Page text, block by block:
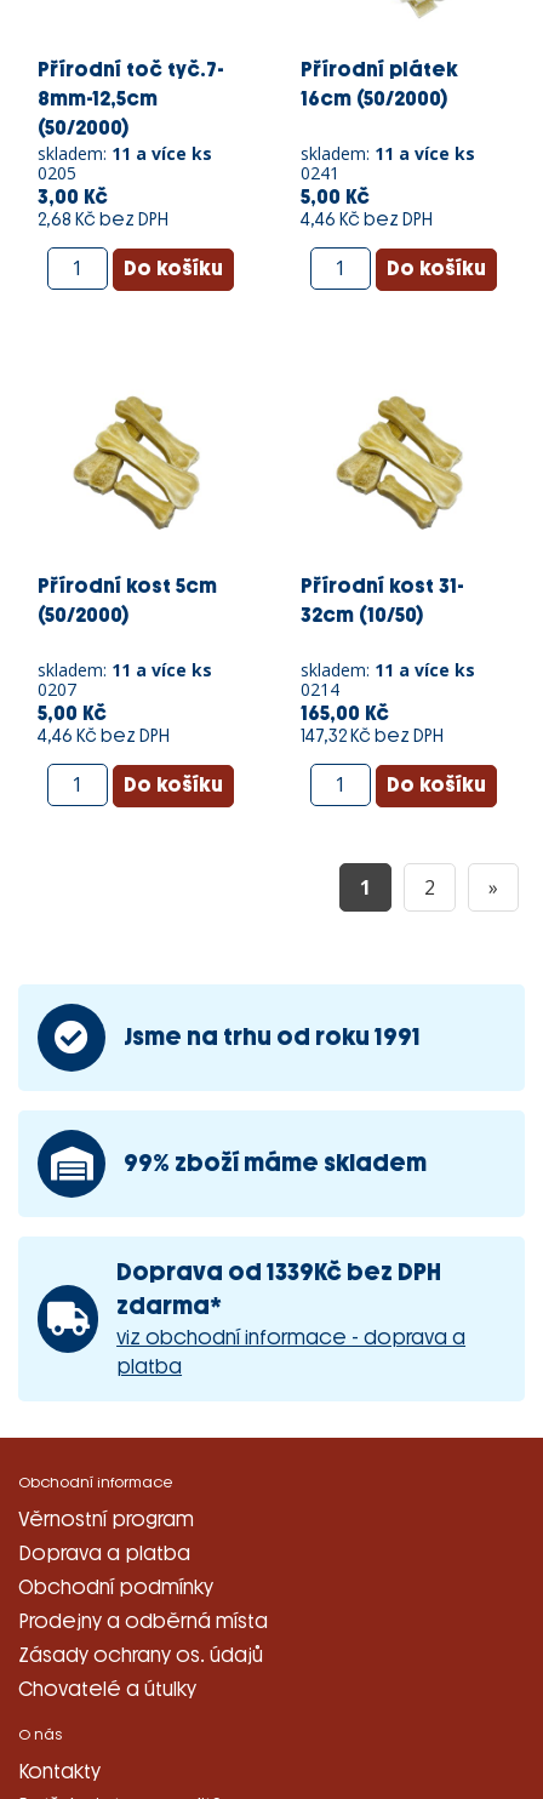
Přírodní toč tyč.7-
8mm-12,5cm
(50/2000)
skladem: 11 a více ks
0205
3,00 Kč
2,68 Kč bez DPH
Přírodní plátek
16cm (50/2000)
skladem: 11 a více ks
0241
5,00 Kč
4,46 Kč bez DPH
Přírodní kost 5cm
(50/2000)
skladem: 11 a více ks
0207
5,00 Kč
4,46 Kč bez DPH
Přírodní kost 31-
32cm (10/50)
skladem: 11 a více ks
0214
165,00 Kč
147,32 Kč bez DPH
1 2 »
Jsme na trhu od roku 1991
99% zboží máme skladem
Doprava od 1339Kč bez DPH
zdarma*
viz obchodní informace - doprava a
platba
Obchodní informace
Věrnostní program
Doprava a platba
Obchodní podmínky
Prodejny a odběrná místa
Zásady ochrany os. údajů
Chovatelé a útulky
O nás
Kontakty